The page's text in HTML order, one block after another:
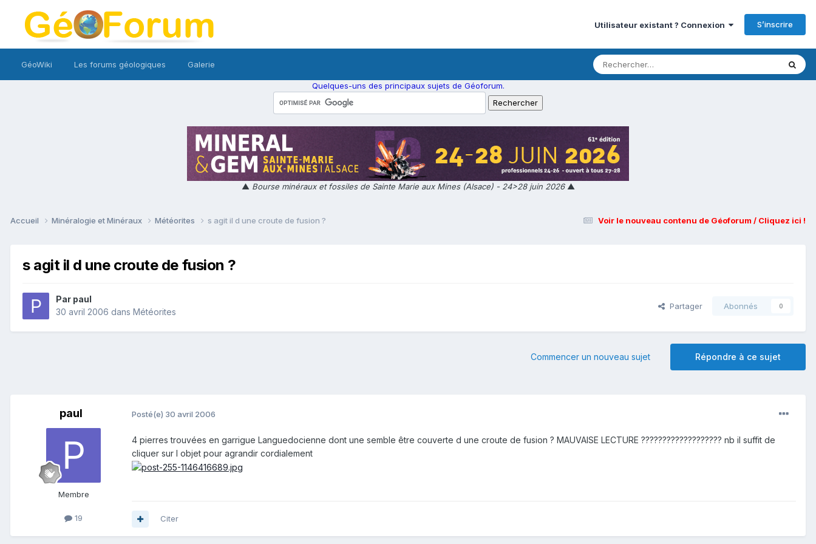
Utilisateur existant ? Connexion S’inscrire
GéoWiki Les forums géologiques Galerie
Quelques-uns des principaux sujets de Géoforum.
▲ Bourse minéraux et fossiles de Sainte Marie aux Mines (Alsace) - 24>28 juin 2026▲
Voir le nouveau contenu de Géoforum / Cliquez ici !
Accueil Minéralogie et Minéraux Météorites s agit il d une croute de fusion ?
s agit il d une croute de fusion ?
Par paul
30 avril 2006 dans Météorites
Partager Abonnés 0
Répondre à ce sujet
Commencer un nouveau sujet
paul
Membre
19
Posté(e) 30 avril 2006
4 pierres trouvées en garrigue Languedocienne dont une semble être couverte d une croute de fusion ? MAUVAISE LECTURE ??????????????????? nb il suffit de
cliquer sur l objet pour agrandir cordialement
Citer